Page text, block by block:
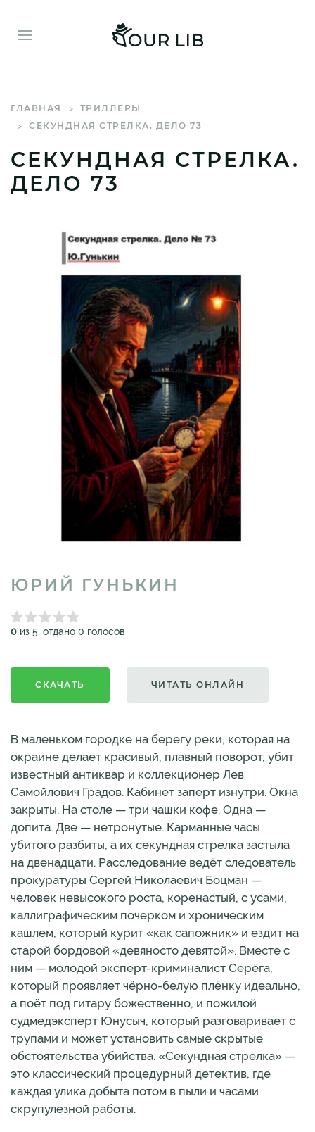
ГЛАВНАЯ
ТРИЛЛЕРЫ
СЕКУНДНАЯ СТРЕЛКА. ДЕЛО 73
СЕКУНДНАЯ СТРЕЛКА.
ДЕЛО 73
ЮРИЙ ГУНЬКИН
0 из 5, отдано 0 голосов
СКАЧАТЬ ЧИТАТЬ ОНЛАЙН
В маленьком городке на берегу реки, которая на
окраине делает красивый, плавный поворот, убит
известный антиквар и коллекционер Лев
Самойлович Градов. Кабинет заперт изнутри. Окна
закрыты. На столе — три чашки кофе. Одна —
допита. Две — нетронутые. Карманные часы
убитого разбиты, а их секундная стрелка застыла
на двенадцати. Расследование ведёт следователь
прокуратуры Сергей Николаевич Боцман —
человек невысокого роста, коренастый, с усами,
каллиграфическим почерком и хроническим
кашлем, который курит «как сапожник» и ездит на
старой бордовой «девяносто девятой». Вместе с
ним — молодой эксперт-криминалист Серёга,
который проявляет чёрно-белую плёнку идеально,
а поёт под гитару божественно, и пожилой
судмедэксперт Юнусыч, который разговаривает с
трупами и может установить самые скрытые
обстоятельства убийства. «Секундная стрелка» —
это классический процедурный детектив, где
каждая улика добыта потом в пыли и часами
скрупулезной работы.